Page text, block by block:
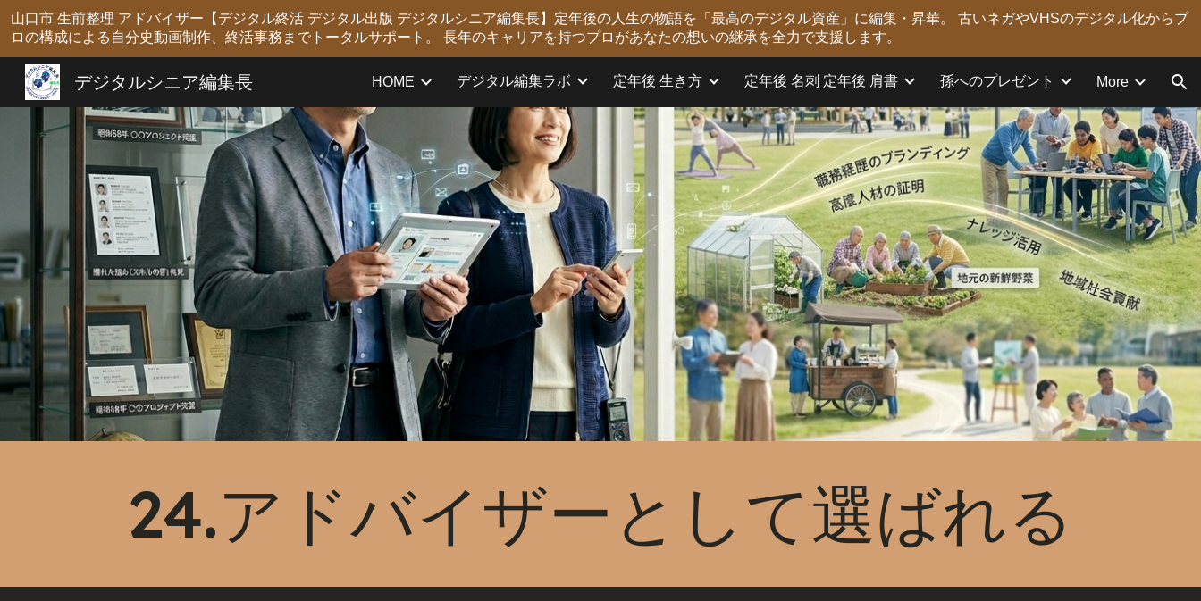
Skip to main content Skip to navigation
山口市 生前整理 アドバイザー【デジタル終活 デジタル出版 デジタルシニア編集長】定年後の人生の物語を「最高のデジタル資産」に編集・昇華。 古いネガやVHSのデジタル化からプ
ロの構成による自分史動画制作、終活事務までトータルサポート。 長年のキャリアを持つプロがあなたの想いの継承を全力で支援します。
デジタルシニア編集長 HOME デジタル編集ラボ 定年後 生き方 定年後 名刺 定年後 肩書 孫へのプレゼント More
24.アドバイザーとして選ばれる